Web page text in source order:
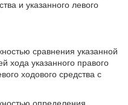
и указанного левого
сравнения указанной
хода указанного правого
ходового средства с